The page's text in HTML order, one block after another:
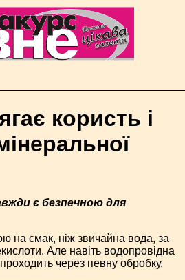
користь і
є безпечною для
на смак, ніж звичайна вода, за
Але навіть водопровідна
через певну обробку.